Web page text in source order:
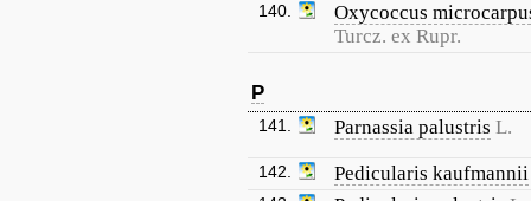
140.
Oxycoccus
Turcz. ex Rupr.
P
141. Parnassia palustris L.
142. Pedicularis kaufmannii